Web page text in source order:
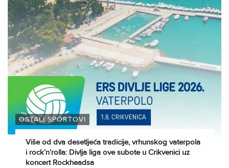
OSTALI SPORTOVI
Više od dva desetljeća tradicije, vrhunskog vaterpola
i rock’n’rolla: Divlja liga ove subote u Crikvenici uz
koncert Rockheadsa